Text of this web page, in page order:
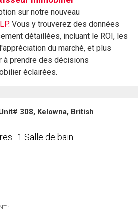
sur notre nouveau
Vous y trouverez des données
détaillées, incluant le ROI, les
du marché, et plus
à prendre des décisions
éclairées.
308, Kelowna, British
1 Salle de bain
: